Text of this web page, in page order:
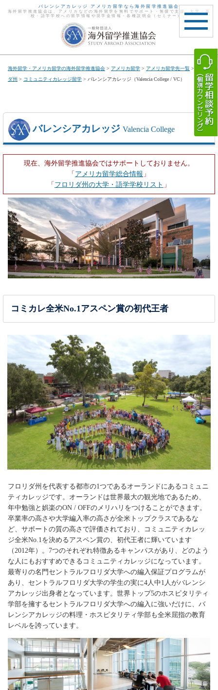
toggle
バレンシアカレッジ アメリカ留学なら海外留学推進協会
海外留学推進協会は、アメリカなどの海外留学を無料でサポート・無償で支援。大学・高
校・語学学校への留学情報や奨学金情報・各種説明会（セミナー）。
海外留学・アメリカ留学の海外留学推進協会 > アメリカ留学 > アメリカ留学先一覧 >
フロリ
ダ州 > コミュニティカレッジ留学 > バレンシアカレッジ（Valencia College / VC）
バレンシアカレッジ Valencia College
現在、海外留学推進協会ではサポートしておりません。
「 アメリカ留学総合情報 」
「 フロリダ州の大学・語学学校リスト 」
コミカレ全米No.1アスペン賞の初代王者
フロリダ州を代表する都市の1つであるオーランドにあるコミュニ
ティカレッジです。オーランドは世界最大の観光地であるため、
年中勉強と娯楽のON / OFFのメリハリをつけることができます。
卒業率の高さや大学編入率の高さが全米トップクラスであるな
ど、サポートの質の高さで評価されており、コミュニティカレッ
ジ全米No.1を決めるアスペン賞の、初代王者に輝いています
（2012年）。7つのそれぞれ特徴あるキャンパスがあり、どのよう
な人にもおすすめできるコミュニティカレッジになっています。
最寄りの名門セントラルフロリダ大学への編入保証プログラムが
あり、セントラルフロリダ大学の学生の実に4人中1人がバレンシ
アカレッジ出身者となっています。世界トップ5のホスピタリティ
学部を擁するセントラルフロリダ大学への編入に強いだけに、バ
レンシアカレッジの料理・ホスピタリティ学部も全米屈指の教育
レベルを誇っています。